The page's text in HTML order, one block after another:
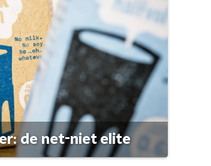
de net-niet elite